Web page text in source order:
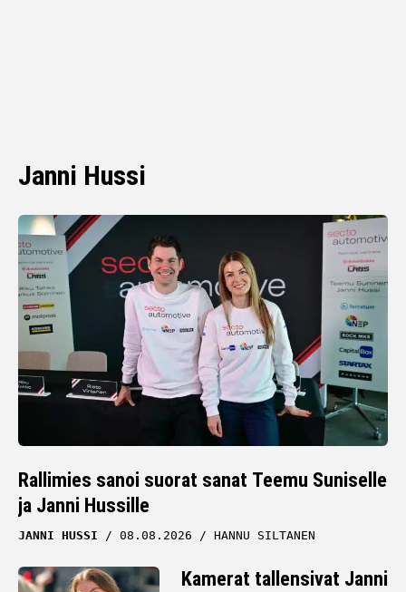
Janni Hussi
Rallimies sanoi suorat sanat Teemu Suniselle
ja Janni Hussille
JANNI HUSSI 08.08.2026 HANNU SILTANEN
Kamerat tallensivat Janni